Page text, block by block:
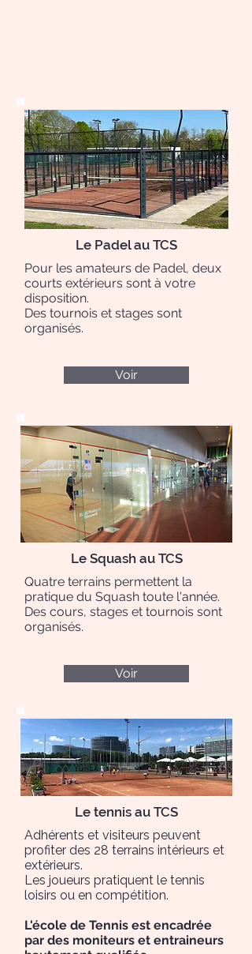
Le Padel au TCS
Pour les amateurs de Padel, deux
courts extérieurs sont à votre
disposition.
Des tournois et stages sont
organisés.
Voir
Le Squash au TCS
Quatre terrains permettent la
pratique du Squash toute l'année.
Des cours, stages et tournois sont
organisés.
Voir
Le tennis au TCS
Adhérents et visiteurs peuvent
profiter des 28 terrains intérieurs et
extérieurs.
Les joueurs pratiquent le tennis
loisirs ou en compétition.
L'école de Tennis est encadrée
par des moniteurs et entraineurs